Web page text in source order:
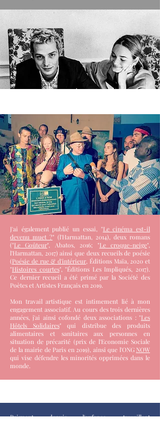
J'ai également publié un essai, "Le cinéma est-il
devenu muet ?" (l'Harmattan, 2014), deux romans
("Le Goûteur", Abatos, 2016; "Le croque-neige",
l'Harmattan, 2017) ainsi que deux recueils de poésie
(Poésie de rue & d'intérieur, Éditions Maïa, 2020 et
"Histoires courtes", "Éditions Les Impliqués, 2017).
Ce dernier recueil a été primé par la Société des
Poètes et Artistes Français en 2019.
Mon travail artistique est intimement lié à mon
engagement associatif. Au cours des trois dernières
années, j'ai ainsi cofondé deux associations : "Les
Hôtels Solidaires" qui distribue des produits
alimentaires et sanitaires aux personnes en
situation de précarité (prix de l'Economie Sociale
de la mairie de Paris en 2019), ainsi que l'ONG NOW
qui vise défendre les minorités opprimées dans le
monde.
Peignant depuis l'enfance, travaillant